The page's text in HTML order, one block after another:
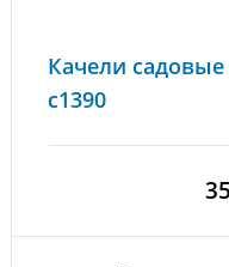
Качели садовые
с1390